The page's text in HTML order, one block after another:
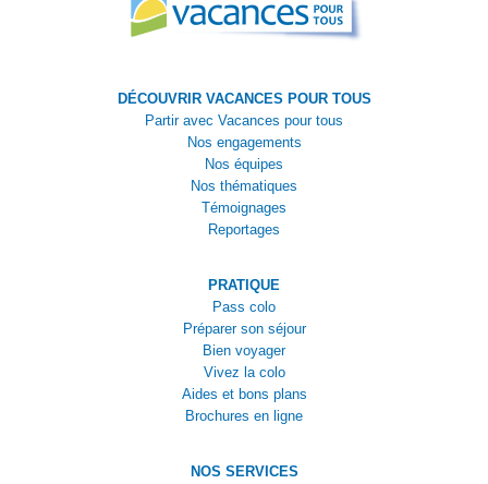
DÉCOUVRIR VACANCES POUR TOUS
Partir avec Vacances pour tous
Nos engagements
Nos équipes
Nos thématiques
Témoignages
Reportages
PRATIQUE
Pass colo
Préparer son séjour
Bien voyager
Vivez la colo
Aides et bons plans
Brochures en ligne
NOS SERVICES